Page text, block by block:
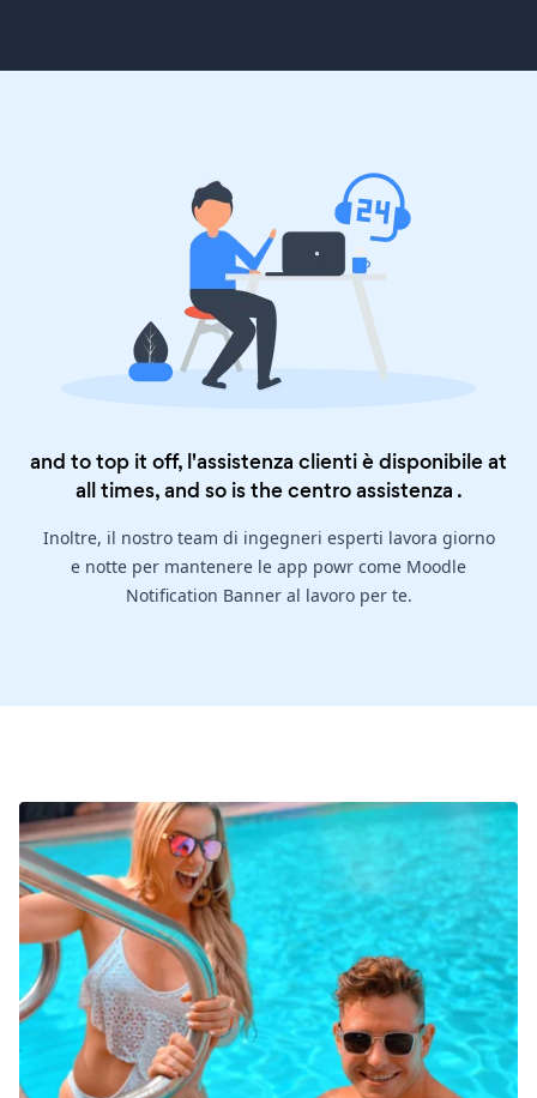
and to top it off, l'assistenza clienti è disponibile at
all times, and so is thecentro assistenza .
Inoltre, il nostro team di ingegneri esperti lavora giorno
e notte per mantenere le app powr come Moodle
Notification Banner al lavoro per te.